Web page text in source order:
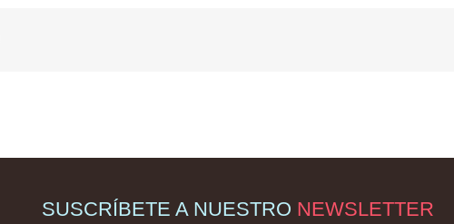
SUSCRÍBETE A NUESTRO NEWSLETTER